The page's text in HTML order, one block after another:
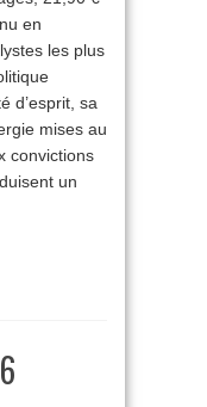
en
les plus
d’esprit, sa
mises au
convictions
un